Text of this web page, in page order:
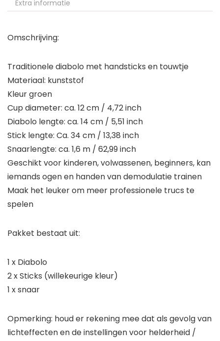
Extra informatie
Omschrijving:
Traditionele diabolo met handsticks en touwtje
Materiaal: kunststof
Kleur groen
Cup diameter: ca. 12 cm / 4,72 inch
Diabolo lengte: ca. 14 cm / 5,51 inch
Stick lengte: Ca. 34 cm / 13,38 inch
Snaarlengte: ca. 1,6 m / 62,99 inch
Geschikt voor kinderen, volwassenen, beginners, kan
iemands ogen en handen van demodulatie trainen
Maak het leuker om meer professionele trucs te
spelen
Pakket bestaat uit:
1 x Diabolo
2 x Sticks (willekeurige kleur)
1 x snaar
Opmerking: houd er rekening mee dat als gevolg van
lichteffecten en de instellingen voor helderheid /